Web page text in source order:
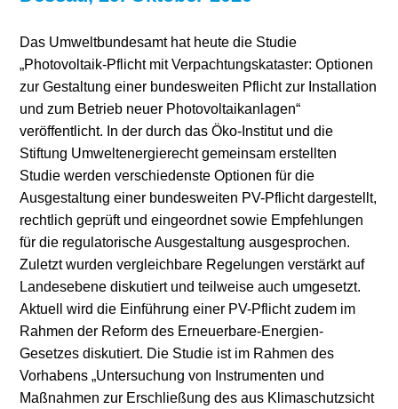
Das Umweltbundesamt hat heute die Studie
„Photovoltaik-Pflicht mit Verpachtungskataster: Optionen
zur Gestaltung einer bundesweiten Pflicht zur Installation
und zum Betrieb neuer Photovoltaikanlagen“
veröffentlicht. In der durch das Öko-Institut und die
Stiftung Umweltenergierecht gemeinsam erstellten
Studie werden verschiedenste Optionen für die
Ausgestaltung einer bundesweiten PV-Pflicht dargestellt,
rechtlich geprüft und eingeordnet sowie Empfehlungen
für die regulatorische Ausgestaltung ausgesprochen.
Zuletzt wurden vergleichbare Regelungen verstärkt auf
Landesebene diskutiert und teilweise auch umgesetzt.
Aktuell wird die Einführung einer PV-Pflicht zudem im
Rahmen der Reform des Erneuerbare-Energien-
Gesetzes diskutiert. Die Studie ist im Rahmen des
Vorhabens „Untersuchung von Instrumenten und
Maßnahmen zur Erschließung des aus Klimaschutzsicht